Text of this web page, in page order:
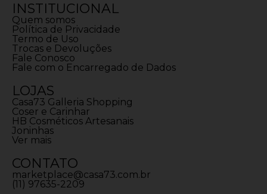
INSTITUCIONAL
Quem somos
Política de Privacidade
Termo de Uso
Trocas e Devoluções
Fale Conosco
Fale com o Encarregado de Dados
LOJAS
Casa73 Galleria Shopping
Coser e Carinhar
HB Cosméticos Artesanais
Joninhas
Ver mais
CONTATO
marketplace@casa73.com.br
(11) 97635-2209